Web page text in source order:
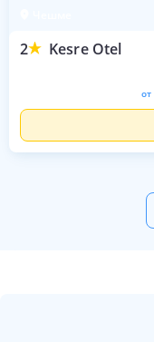
2 Kesre Otel
от